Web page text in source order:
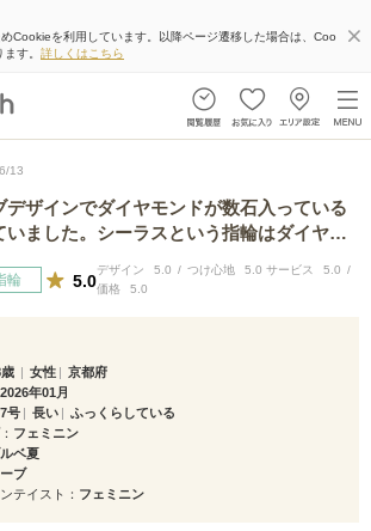
Cookieを利用しています。以降ページ遷移した場合は、Coo
す。 詳しくはこちら
13
デザインでダイヤモンドが数石入っている
いました。シーラスという指輪はダイヤモ
輪 5.0
デザイン 5.0 つけ心地 5.0 サービス
5.0
価格
5.0
女性
京都府
2026年01月
7号 長い
ふっくらしている
フェミニン
ベ夏
ブ
テイスト
フェミニン